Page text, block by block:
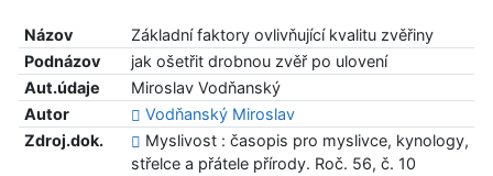
Názov
Základní faktory ovlivňující kvalitu zvěřiny
Podnázov
jak ošetřit drobnou zvěř po ulovení
Aut.údaje
Miroslav Vodňanský
Autor
Vodňanský Miroslav
Zdroj.dok.
Myslivost : časopis pro myslivce, kynology,
střelce a přátele přírody. Roč. 56, č. 10